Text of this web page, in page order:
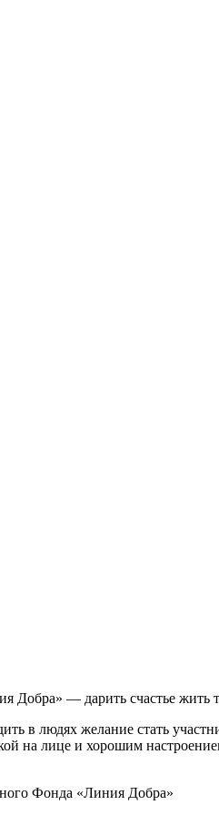
Добра» — дарить счастье жить
в людях желание стать
на лице и хорошим
Фонда «Линия Добра»